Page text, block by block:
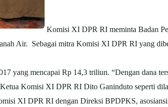
Komisi XI DPR RI meminta Badan
Air. Sebagai mitra Komisi XI DPR RI yang
yang mencapai Rp 14,3 triliun. “Dengan dana
Komisi XI DPR RI Dito Ganinduto seperti
XI DPR RI dengan Direksi BPDPKS, asosiansi